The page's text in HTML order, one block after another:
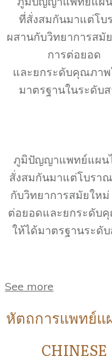
ที่สั่งสมกันมาแต่โบ
ผสานกับวิทยาการสมั
การต่อยอด
และยกระดับคุณภาพ
มาตรฐานในระดับ
ภูมิปัญญาแพทย์แผน
สั่งสมกันมาแต่โบรา
กับวิทยาการสมัยใหม่
ต่อยอดและยกระดับ
ให้ได้มาตรฐานระดั
See more
หัตถการแพทย์แ
CHINESE